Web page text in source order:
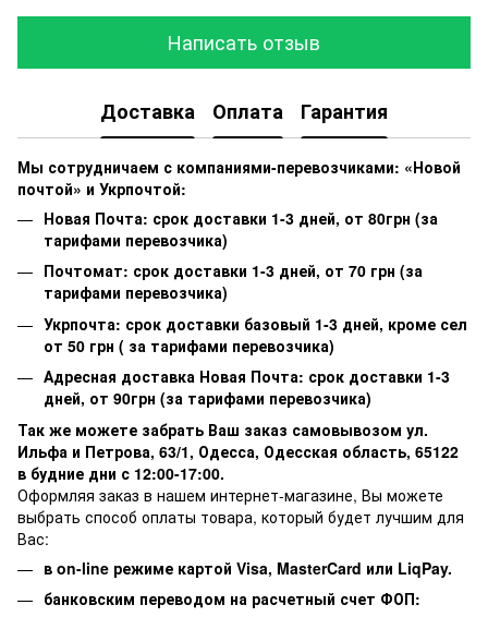
Написать отзыв
Доставка Оплата Гарантия
Мы сотрудничаем с компаниями-перевозчиками: «Новой
почтой» и Укрпочтой:
Новая Почта: срок доставки 1-3 дней, от 80грн (за
тарифами перевозчика)
Почтомат: срок доставки 1-3 дней, от 70 грн (за
тарифами перевозчика)
Укрпочта: срок доставки базовый 1-3 дней, кроме сел
от 50 грн ( за тарифами перевозчика)
Адресная доставка Новая Почта: срок доставки 1-3
дней, от 90грн (за тарифами перевозчика)
Так же можете забрать Ваш заказ самовывозом ул.
Ильфа и Петрова, 63/1, Одесса, Одесская область, 65122
в будние дни с 12:00-17:00.
Оформляя заказ в нашем интернет-магазине, Вы можете
выбрать способ оплаты товара, который будет лучшим для
Вас:
в on-line режиме картой Visa, MasterCard или LiqPay.
банковским переводом на расчетный счет ФОП: